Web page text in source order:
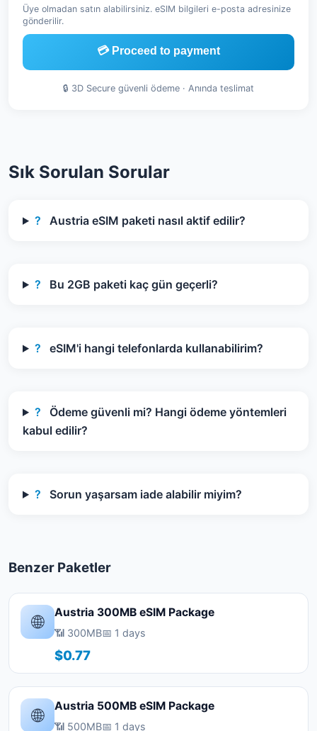
Üye olmadan satın alabilirsiniz. eSIM bilgileri e-posta adresinize
gönderilir.
💳 Proceed to payment
🔒 3D Secure güvenli ödeme · Anında teslimat
Sık Sorulan Sorular
? Austria eSIM paketi nasıl aktif edilir?
? Bu 2GB paketi kaç gün geçerli?
? eSIM'i hangi telefonlarda kullanabilirim?
?
Ödeme güvenli mi? Hangi ödeme yöntemleri
kabul edilir?
? Sorun yaşarsam iade alabilir miyim?
Benzer Paketler
🌐 Austria 300MB eSIM Package
📶 300MB📅 1 days
$0.77
🌐 Austria 500MB eSIM Package
📶 500MB📅 1 days